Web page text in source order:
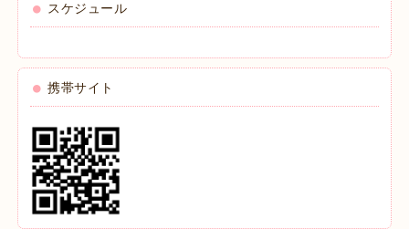
スケジュール
携帯サイト